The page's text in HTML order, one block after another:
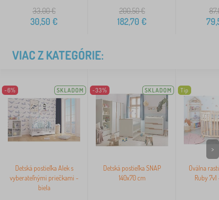
33,00€
30,50 €
200,50€
182,70 €
VIAC Z KATEGÓRIE:
-6% SKLADOM
Detská postieľka Alek s
vyberateľnými priečkami -
biela
-33% SKLADOM
Detská postieľka SNAP
140x70 cm
Tip
Oválna
Ruby
>